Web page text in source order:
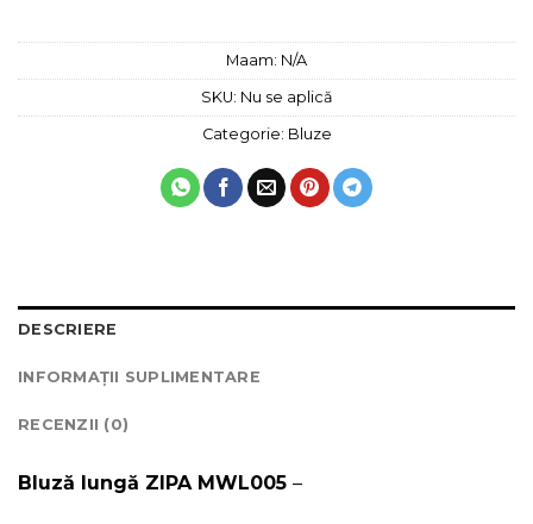
Maam: N/A
SKU: Nu se aplică
Categorie: Bluze
DESCRIERE
INFORMAȚII SUPLIMENTARE
RECENZII (0)
Bluză lungă ZIPA MWL005 –